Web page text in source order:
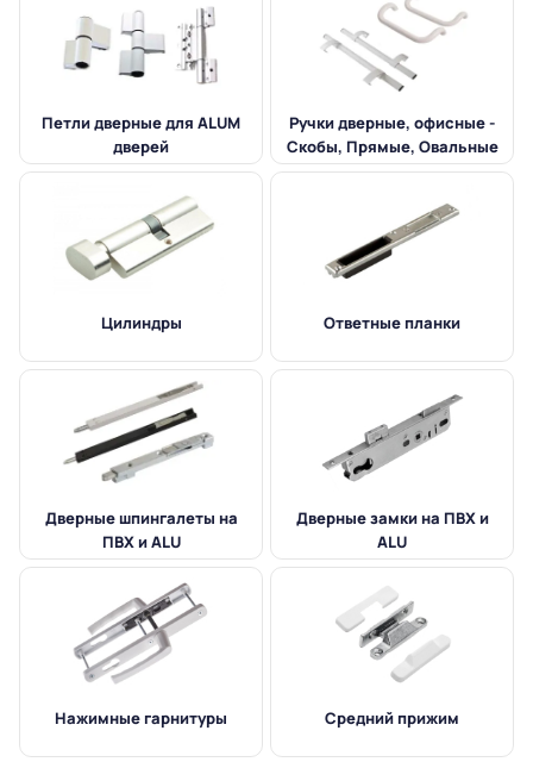
Петли дверные для ALUM
дверей
Ручки дверные, офисные -
Скобы, Прямые, Овальные
Цилиндры Ответные планки
Дверные шпингалеты на
ПВХ и ALU
Дверные замки на ПВХ и
ALU
Нажимные гарнитуры Средний прижим